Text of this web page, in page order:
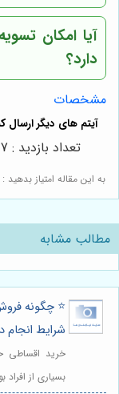
آیا امکان
دارد؟
مشخصات
به این مقاله امتیاز بدهید :
تعداد بازدید : 1067
مطالب مشابه
⭐️ چگونه
شرایط انجام
خرید اقساطی
بسیاری از